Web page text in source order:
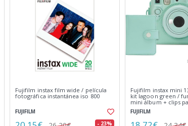
Fujifilm instax film wide / película
fotográfica instantánea iso 800
FUJIFILM
- 23%
Fujifilm instax mini
kit lagoon green /
mini álbum + clips
fotos
FUJIFILM